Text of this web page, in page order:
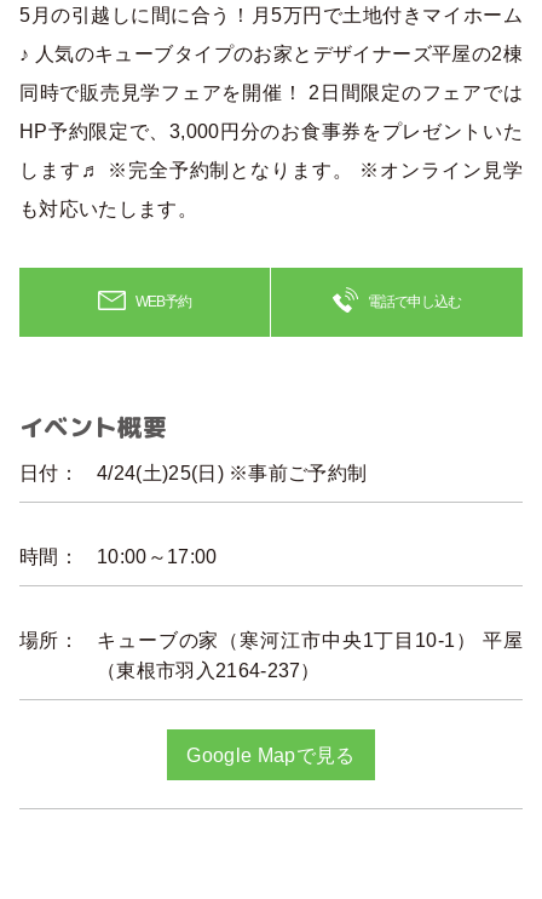
5月の引越しに間に合う！月5万円で土地付きマイホーム
♪ 人気のキューブタイプのお家とデザイナーズ平屋の2棟
同時で販売見学フェアを開催！ 2日間限定のフェアでは
HP予約限定で、3,000円分のお食事券をプレゼントいた
します♬ ※完全予約制となります。 ※オンライン見学
も対応いたします。
WEB予約 電話で申し込む
イベント概要
日付： 4/24(土)25(日) ※事前ご予約制
時間： 10:00～17:00
場所：
キューブの家（寒河江市中央1丁目10-1） 平屋
（東根市羽入2164-237）
Google Mapで見る